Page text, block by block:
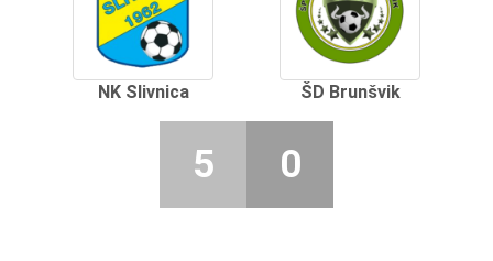
NK Slivnica ŠD Brunšvik
5 0